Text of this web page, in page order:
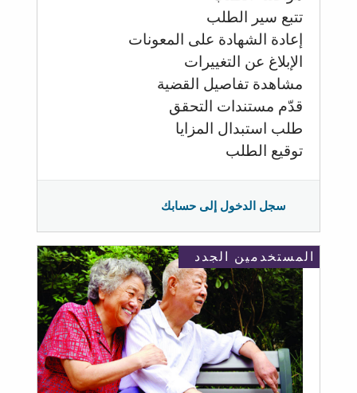
تتبع سير الطلب
إعادة الشهادة على المعونات
الإبلاغ عن التغييرات
مشاهدة تفاصيل القضية
قدّم مستندات التحقق
طلب استبدال المزايا
توقيع الطلب
سجل الدخول إلى حسابك
المستخدمين الجدد